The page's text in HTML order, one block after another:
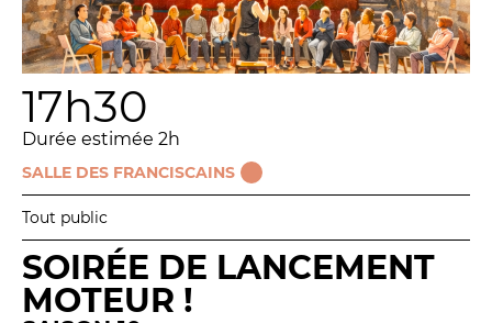
17h30
Durée estimée 2h
SALLE DES FRANCISCAINS
Tout public
SOIRÉE DE LANCEMENT
MOTEUR !